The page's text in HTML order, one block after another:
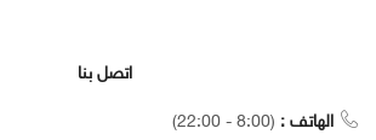
اتصل بنا
الهاتف : (8:00 - 22:00)